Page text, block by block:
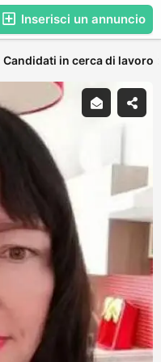
Inserisci un annuncio
Candidati in cerca di lavoro